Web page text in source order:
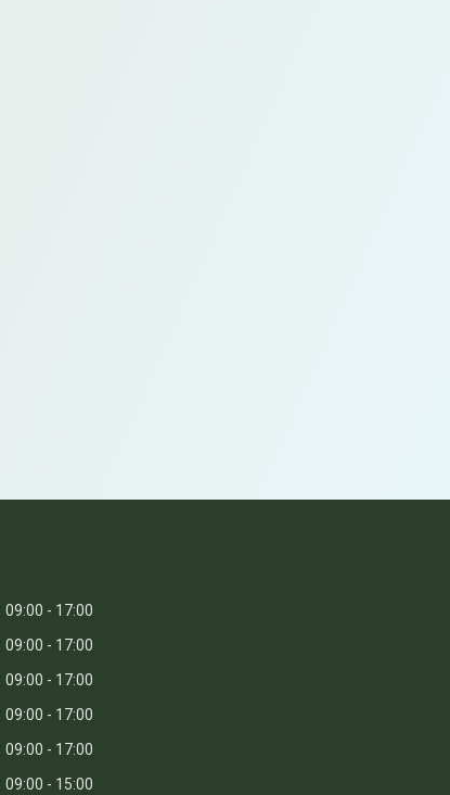
09:00
17:00
09:00
17:00
09:00
17:00
09:00
17:00
09:00
17:00
09:00
15:00